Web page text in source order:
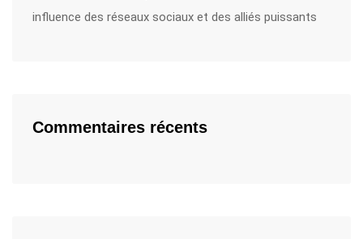
influence des réseaux sociaux et des alliés puissants
Commentaires récents